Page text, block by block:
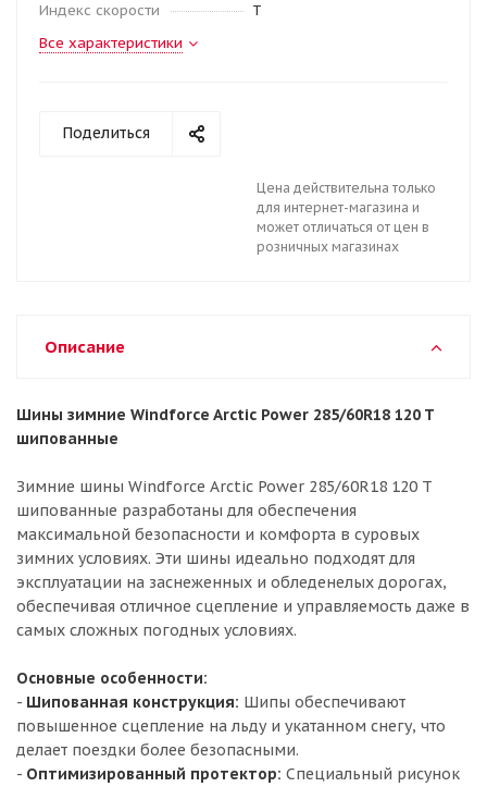
Индекс скорости
T
Все характеристики
Поделиться
Цена действительна только
для интернет-магазина и
может отличаться от цен в
розничных магазинах
Описание
Шины зимние Windforce Arctic Power 285/60R18 120 T
шипованные
Зимние шины Windforce Arctic Power 285/60R18 120 T
шипованные разработаны для обеспечения
максимальной безопасности и комфорта в суровых
зимних условиях. Эти шины идеально подходят для
эксплуатации на заснеженных и обледенелых дорогах,
обеспечивая отличное сцепление и управляемость даже в
самых сложных погодных условиях.
Основные особенности:
- Шипованная конструкция: Шипы обеспечивают
повышенное сцепление на льду и укатанном снегу, что
делает поездки более безопасными.
- Оптимизированный протектор: Специальный рисунок